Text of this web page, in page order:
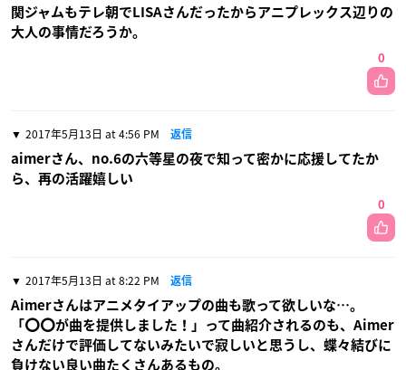
関ジャムもテレ朝でLISAさんだったからアニプレックス辺りの
大人の事情だろうか。
0
2017年5月13日 at 4:56 PM 返信
aimerさん、no.6の六等星の夜で知って密かに応援してたか
ら、再の活躍嬉しい
0
2017年5月13日 at 8:22 PM 返信
Aimerさんはアニメタイアップの曲も歌って欲しいな…。
「⭕⭕が曲を提供しました！」って曲紹介されるのも、Aimer
さんだけで評価してないみたいで寂しいと思うし、蝶々結びに
負けない良い曲たくさんあるもの。